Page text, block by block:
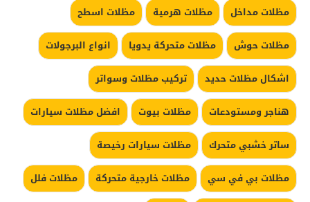
مظلات مداخل
مظلات هرمية
مظلات اسطح
مظلات حوش
مظلات متحركة يدويا
انواع البرجولات
اشكال مظلات حديد
تركيب مظلات وسواتر
هناجر ومستودعات
مظلات بيوت
افضل مظلات سيارات
ساتر خشبي متحرك
مظلات سيارات رخيصة
مظلات بي في سي
مظلات خارجية متحركة
مظلات فلل